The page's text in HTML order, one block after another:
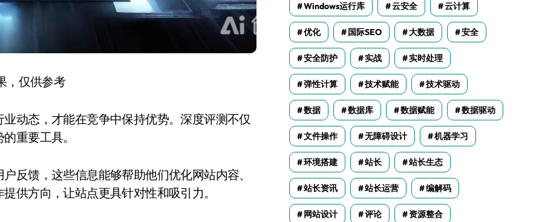
，仅供参考
动态，才能在竞争中保持优势。深度评测不仅
重要工具。
反馈，这些信息能够帮助他们优化网站内容、
供方向，让站点更具针对性和吸引力。
Windows运行库 云安全 云计算
优化 国际SEO 大数据 安全
安全防护 实战 实时处理
弹性计算 技术赋能 技术驱动
数据 数据库 数据赋能 数据驱动
文件操作 无障碍设计 机器学习
环境搭建 站长 站长生态
站长资讯 站长运营 编解码
网站设计 评论 资源整合